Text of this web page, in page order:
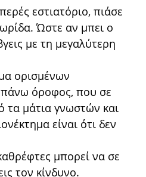
εστιατόριο, πιάσε
Ώστε αν μπει ο
με τη μεγαλύτερη
ορισμένων
όροφος, που σε
τα μάτια γνωστών και
είναι ότι δεν
μπορεί να σε
τον κίνδυνο.